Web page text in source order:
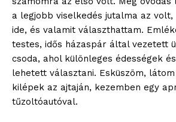
a legjobb viselkedés jutalma az volt,
ide, és valamit választhattam.
testes, idős házaspár által vezetett
csoda, ahol különleges édességek
lehetett választani. Esküszöm,
kilépek az ajtaján, kezemben egy
tűzoltóautóval.